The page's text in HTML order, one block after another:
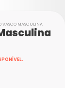
VASCO MASCULINA